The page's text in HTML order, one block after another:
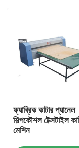
ফ্যাব্রিক কাটার প্যানেল
শিল্পকৌশল টেক্সটাইল
মেশিন